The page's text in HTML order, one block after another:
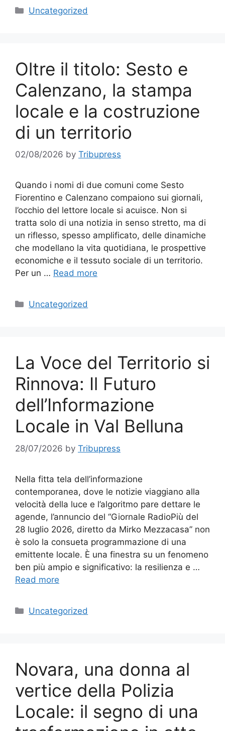
Categories
Uncategorized
Oltre il titolo: Sesto e
Calenzano, la stampa
locale e la costruzione
di un territorio
02/08/2026 by Tribupress
Quando i nomi di due comuni come Sesto
Fiorentino e Calenzano compaiono sui giornali,
l’occhio del lettore locale si acuisce. Non si
tratta solo di una notizia in senso stretto, ma di
un riflesso, spesso amplificato, delle dinamiche
che modellano la vita quotidiana, le prospettive
economiche e il tessuto sociale di un territorio.
Per un … Read more
Categories
Uncategorized
La Voce del Territorio si
Rinnova: Il Futuro
dell’Informazione
Locale in Val Belluna
28/07/2026 by Tribupress
Nella fitta tela dell’informazione
contemporanea, dove le notizie viaggiano alla
velocità della luce e l’algoritmo pare dettare le
agende, l’annuncio del “Giornale RadioPiù del
28 luglio 2026, diretto da Mirko Mezzacasa” non
è solo la consueta programmazione di una
emittente locale. È una finestra su un fenomeno
ben più ampio e significativo: la resilienza e …
Read more
Categories
Uncategorized
Novara, una donna al
vertice della Polizia
Locale: il segno di una